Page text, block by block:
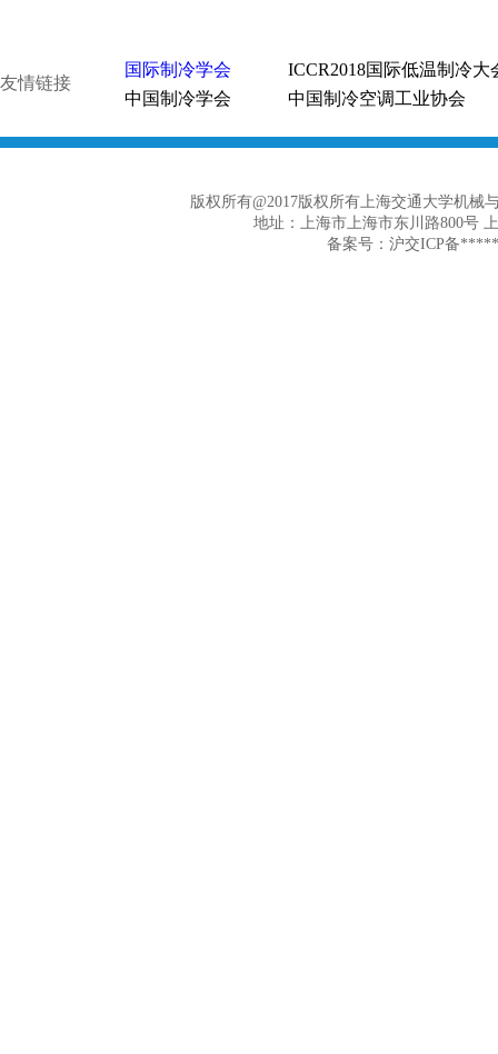
友情链接
国际制冷学会
ICCR2018国际低温制冷大
中国制冷学会
中国制冷空调工业协会
版权所有@2017版权所有上海交通大学机械
地址：上海市上海市东川路800号
备案号：沪交ICP备